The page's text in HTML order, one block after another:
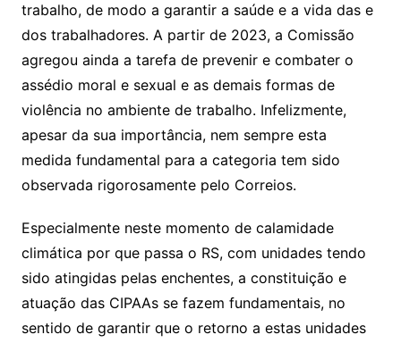
trabalho, de modo a garantir a saúde e a vida das e
dos trabalhadores. A partir de 2023, a Comissão
agregou ainda a tarefa de prevenir e combater o
assédio moral e sexual e as demais formas de
violência no ambiente de trabalho. Infelizmente,
apesar da sua importância, nem sempre esta
medida fundamental para a categoria tem sido
observada rigorosamente pelo Correios.
Especialmente neste momento de calamidade
climática por que passa o RS, com unidades tendo
sido atingidas pelas enchentes, a constituição e
atuação das CIPAAs se fazem fundamentais, no
sentido de garantir que o retorno a estas unidades